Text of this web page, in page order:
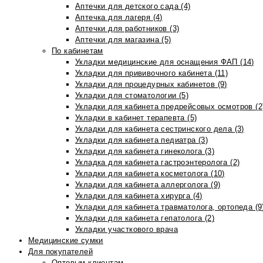
Аптечки для детского сада (4)
Аптечка для лагеря (4)
Аптечки для работников (3)
Аптечки для магазина (5)
По кабинетам
Укладки медицинские для оснащения ФАП (14)
Укладки для прививочного кабинета (11)
Укладки для процедурных кабинетов (9)
Укладки для стоматологии (5)
Укладки для кабинета предрейсовых осмотров
Укладки в кабинет терапевта (5)
Укладки для кабинета сестринского дела (3)
Укладки для кабинета педиатра (3)
Укладки для кабинета гинеколога (3)
Укладка для кабинета гастроэнтеролога (2)
Укладки для кабинета косметолога (10)
Укладки для кабинета аллерголога (9)
Укладки для кабинета хирурга (4)
Укладки для кабинета травматолога, ортопеда
Укладки для кабинета гепатолога (2)
Укладки участкового врача
Медицинские сумки
Для покупателей